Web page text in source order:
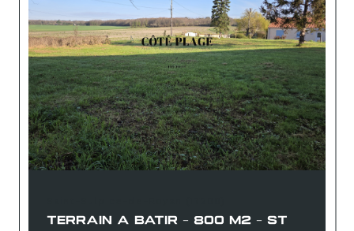
TERRAIN A BATIR - 800 M2 - ST